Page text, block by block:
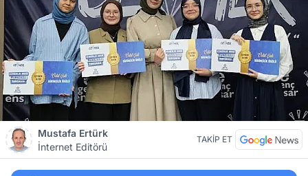
Mustafa Ertürk
İnternet Editörü
TAKİP ET